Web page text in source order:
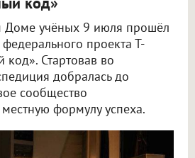
Доме учёных 9 июля прошёл
проекта Т-
Стартовав во
добралась до
сообщество
формулу успеха.